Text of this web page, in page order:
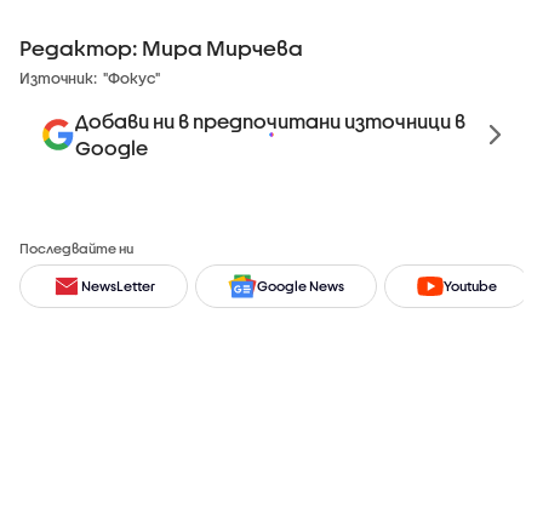
Редактор: Мира Мирчева
Източник: "Фокус"
Добави ни в предпочитани източници в
Google
Последвайте ни
NewsLetter Google News Youtube